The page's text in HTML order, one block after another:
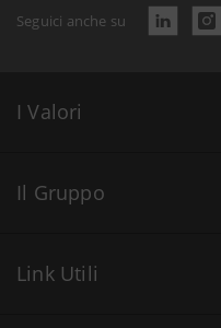
Seguici anche su
I Valori
Il Gruppo
Link Utili